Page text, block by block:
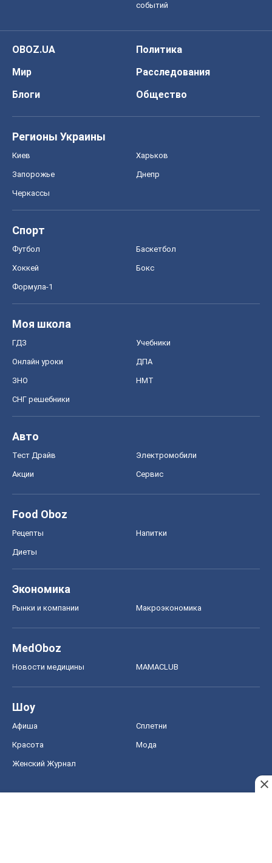
событий
OBOZ.UA
Политика
Мир
Расследования
Блоги
Общество
Регионы Украины
Киев Харьков
Запорожье Днепр
Черкассы
Спорт
Футбол Баскетбол
Хоккей Бокс
Формула-1
Моя школа
ГДЗ Учебники
Онлайн уроки ДПА
ЗНО НМТ
СНГ решебники
Авто
Тест Драйв Электромобили
Акции Сервис
Food Oboz
Рецепты Напитки
Диеты
Экономика
Рынки и компании Mакроэкономика
MedOboz
Новости медицины MAMACLUB
Шоу
Афиша Сплетни
Красота Мода
Женский Журнал